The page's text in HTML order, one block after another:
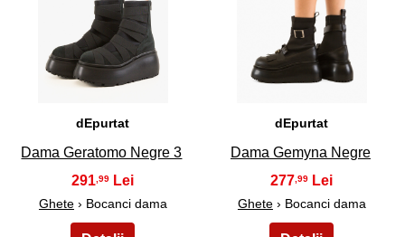
9
dEpurtat
Dama Geratomo Negre 3
291,99
Ghete› Bocanci dama
10
dEpurtat
Dama Gemyna Negre
277,99
Ghete› Bocanci dama